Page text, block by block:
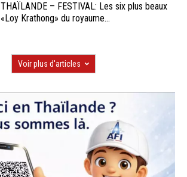
THAÏLANDE – FESTIVAL: Les six plus beaux
«Loy Krathong» du royaume...
Voir plus d'articles